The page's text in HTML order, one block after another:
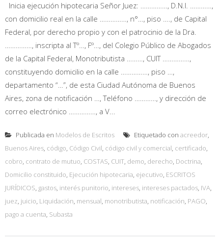
Inicia ejecución hipotecaria Señor Juez: ……………, D.N.I. …………,
con domicilio real en la calle ……………, n°…, piso …., de Capital
Federal, por derecho propio y con el patrocinio de la Dra.
……………, inscripta al Tº…, Fº…, del Colegio Público de Abogados
de la Capital Federal, Monotributista ………, CUIT ……………,
constituyendo domicilio en la calle ……………, piso …,
departamento “…”, de esta Ciudad Autónoma de Buenos
Aires, zona de notificación …, Teléfono …………, y dirección de
correo electrónico ……………, a V...
Publicada en Modelos de Escritos Etiquetado con acreedor,
Buenos Aires, código, Código Civil, código civil y comercial, certificado,
cobro, contrato de mutuo, COSTAS, CUIT, demo, derecho, Doctrina,
Domicilio constituido, Ejecución hipotecaria, ejecutivo, ESCRITOS
JURÍDICOS, gastos, interés punitorio, intereses, intereses pactados, IVA,
juez, juicio, Liquidación, mensual, monotributista, notificación, PAGO,
pago a cuenta, Subasta